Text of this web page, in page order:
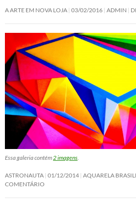
A ARTE EM NOVA LOJA 03/02/2016 ADMIN
Essa galeria contém 2 imagens
ASTRONAUTA 01/12/2014 AQUARELA
COMENTÁRIO